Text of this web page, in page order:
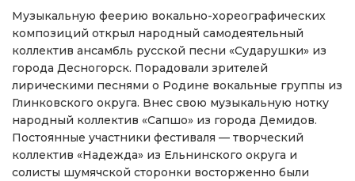
Музыкальную феерию вокально-хореографических
композиций открыл народный самодеятельный
коллектив ансамбль русской песни «Сударушки» из
города Десногорск. Порадовали зрителей
лирическими песнями о Родине вокальные группы из
Глинковского округа. Внес свою музыкальную нотку
народный коллектив «Сапшо» из города Демидов.
Постоянные участники фестиваля — творческий
коллектив «Надежда» из Ельнинского округа и
солисты шумячской сторонки восторженно были